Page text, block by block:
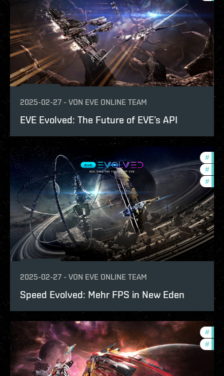
2025-02-27 - VON EVE ONLINE TEAM
EVE Evolved: The Future of EVE’s API
#
#
#
2025-02-27 - VON EVE ONLINE TEAM
Speed Evolved: Mehr FPS in New Eden
#
#